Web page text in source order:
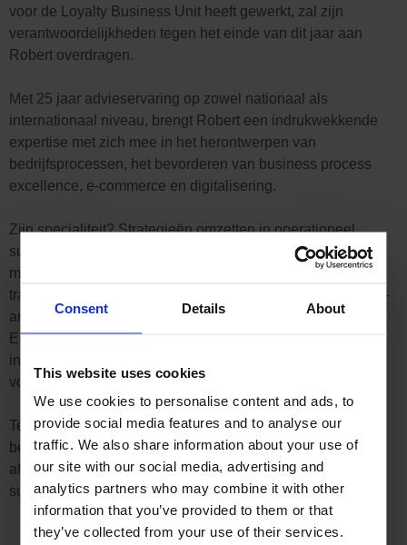
Consent Details About
This website uses cookies
We use cookies to personalise content and ads, to
provide social media features and to analyse our
traffic. We also share information about your use of
our site with our social media, advertising and
analytics partners who may combine it with other
information that you’ve provided to them or that
they’ve collected from your use of their services.
voor de Loyalty Business Unit heeft gewerkt, zal zijn
verantwoordelijkheden tegen het einde van dit jaar aan
Robert overdragen.
Met 25 jaar advieservaring op zowel nationaal als
internationaal niveau, brengt Robert een indrukwekkende
expertise met zich mee in het herontwerpen van
bedrijfsprocessen, het bevorderen van business process
excellence, e-commerce en digitalisering.
Zijn specialiteit? Strategieën omzetten in operationeel
succes, of het nu gaat om business development
management, het opstarten van bedrijfs- en IT-
transformatieprojecten of het implementeren van nieuwe IT-
architecturen voor e-commerce (PIM, webshop), CRM of
ERP en meer. We kijken ernaar uit naar Roberts
inspirerende leiderschap en zijn langetermijnstrategieën
voor Loyalty.
Tegelijkertijd willen we Michael Lausenmeyer hartelijk
bedanken voor zijn waardevolle bijdrage aan Boost in de
afgelopen jaren en wensen we Robert Steinbauer veel
succes en plezier in zijn nieuwe rol!